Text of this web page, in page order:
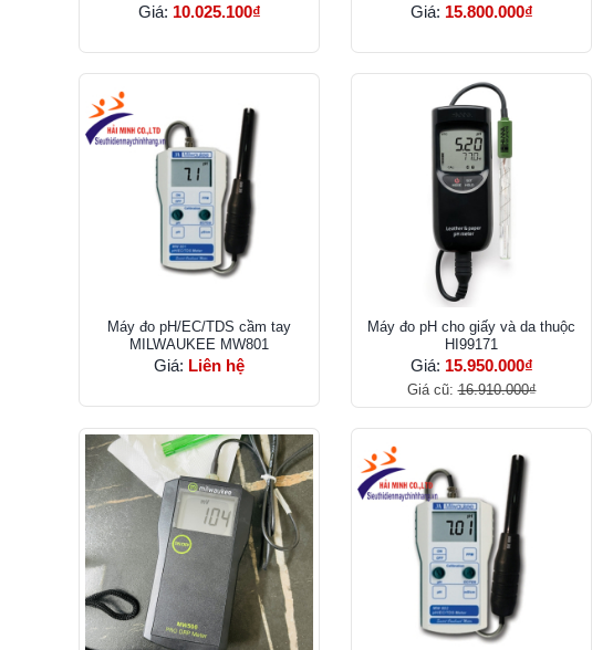
Giá: 10.025.100₫ Giá: 15.800.000₫
Máy đo pH/EC/TDS cầm tay
MILWAUKEE MW801
Giá: Liên hệ
Máy đo pH cho giấy và da thuộc
HI99171
Giá: 15.950.000₫
Giá cũ:16.910.000₫